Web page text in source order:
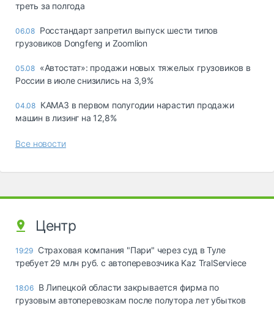
треть за полгода
06.08 Росстандарт запретил выпуск шести типов
грузовиков Dongfeng и Zoomlion
05.08 «Автостат»: продажи новых тяжелых грузовиков в
России в июле снизились на 3,9%
04.08 КАМАЗ в первом полугодии нарастил продажи
машин в лизинг на 12,8%
Все новости
Центр
19:29 Страховая компания "Пари" через суд в Туле
требует 29 млн руб. с автоперевозчика Kaz TralServiece
18:06 В Липецкой области закрывается фирма по
грузовым автоперевозкам после полутора лет убытков